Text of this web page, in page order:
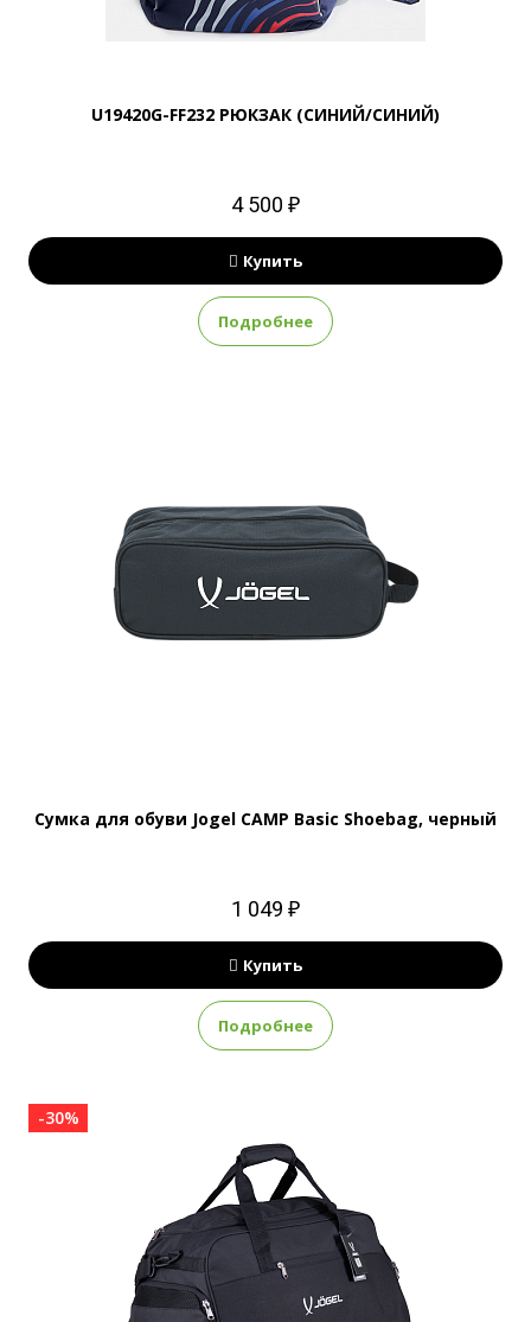
U19420G-FF232 РЮКЗАК (СИНИЙ/СИНИЙ)
4 500 ₽
Купить
Подробнее
Сумка для обуви Jogel CAMP Basic Shoebag, черный
1 049 ₽
Купить
Подробнее
-30%